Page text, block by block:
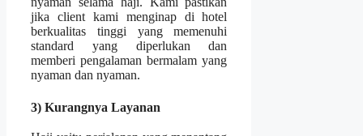
jika client kami menginap di hotel
berkualitas tinggi yang memenuhi
standard yang diperlukan dan
memberi pengalaman bermalam yang
nyaman dan nyaman.
3) Kurangnya Layanan